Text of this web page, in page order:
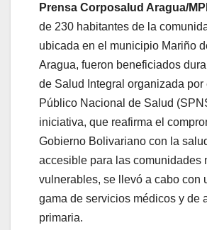
Prensa Corposalud Aragua/
de 230 habitantes de la
ubicada en el municipio Mariño
Aragua, fueron beneficiados
de Salud Integral organizada por
Público Nacional de Salud
iniciativa, que reafirma el
Gobierno Bolivariano con la
accesible para las comunidades
vulnerables, se llevó a cabo con
gama de servicios médicos y de
primaria.